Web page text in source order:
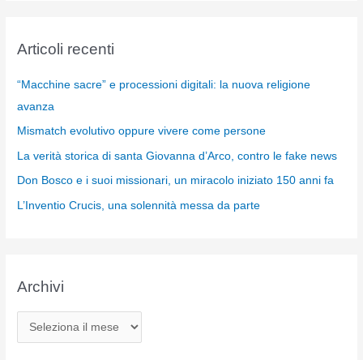
Articoli recenti
“Macchine sacre” e processioni digitali: la nuova religione
avanza
Mismatch evolutivo oppure vivere come persone
La verità storica di santa Giovanna d’Arco, contro le fake news
Don Bosco e i suoi missionari, un miracolo iniziato 150 anni fa
L’Inventio Crucis, una solennità messa da parte
Archivi
r